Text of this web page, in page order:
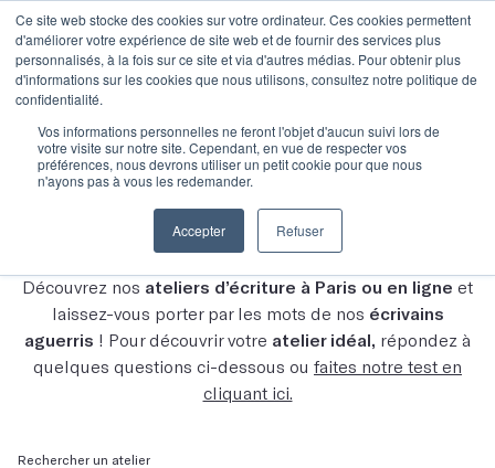
Ce site web stocke des cookies sur votre ordinateur. Ces cookies permettent
d'améliorer votre expérience de site web et de fournir des services plus
personnalisés, à la fois sur ce site et via d'autres médias. Pour obtenir plus
d'informations sur les cookies que nous utilisons, consultez notre politique de
confidentialité.
Vos informations personnelles ne feront l'objet d'aucun suivi lors de
votre visite sur notre site. Cependant, en vue de respecter vos
préférences, nous devrons utiliser un petit cookie pour que nous
n'ayons pas à vous les redemander.
Accepter Refuser
Découvrez tous nos
ateliers
Découvrez nos ateliers d’écriture à Paris ou en ligne et
laissez-vous porter par les mots de nos écrivains
aguerris ! Pour découvrir votre atelier idéal, répondez à
quelques questions ci-dessous ou faites notre test en
cliquant ici.
Rechercher un atelier